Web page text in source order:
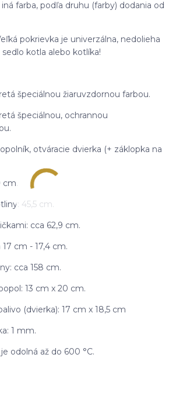
farba, podľa druhu (farby) dodania od
pokrievka je univerzálna, nedolieha
kotla alebo kotlíka!
špeciálnou žiaruvzdornou farbou.
špeciálnou, ochrannou
otváracie dvierka (+ záklopka na
cm.
45,5 cm.
cca 62,9 cm.
cm - 17,4 cm.
cca 158 cm.
13 cm x 20 cm.
(dvierka): 17 cm x 18,5 cm
1 mm.
odolná až do 600 °C.